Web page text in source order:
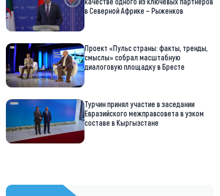
в Северной Африке – Рыженков
Проект «Пульс страны: факты, тренды,
смыслы» собрал масштабную
диалоговую площадку в Бресте
Турчин принял участие в заседании
Евразийского межправсовета в узком
составе в Кыргызстане
https://t.me/minskctvby